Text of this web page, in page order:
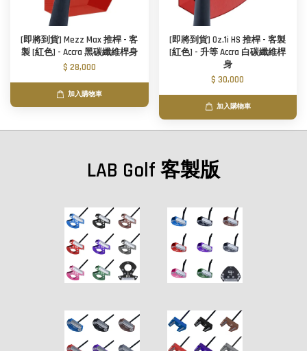
[即將到貨] Mezz Max 推桿 - 客
製 [紅色] - Accra 黑碳纖維桿身
$ 28,000
加入購物車
[即將到貨] Oz.1i HS 推桿 - 客製
[紅色] - 升等 Accra 白碳纖維桿
身
$ 30,000
加入購物車
LAB Golf 客製版